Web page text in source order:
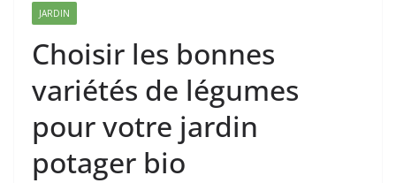
JARDIN
Choisir les bonnes
variétés de légumes
pour votre jardin
potager bio